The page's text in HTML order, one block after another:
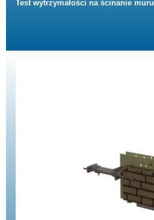
Test wytrzymałości na ścinanie muru